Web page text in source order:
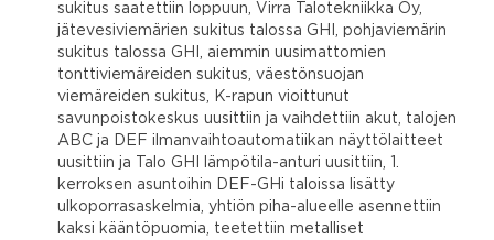
sukitus saatettiin loppuun, Virra Talotekniikka Oy,
jätevesiviemärien sukitus talossa GHI, pohjaviemärin
sukitus talossa GHI, aiemmin uusimattomien
tonttiviemäreiden sukitus, väestönsuojan
viemäreiden sukitus, K-rapun vioittunut
savunpoistokeskus uusittiin ja vaihdettiin akut, talojen
ABC ja DEF ilmanvaihtoautomatiikan näyttölaitteet
uusittiin ja Talo GHI lämpötila-anturi uusittiin, 1.
kerroksen asuntoihin DEF-GHi taloissa lisätty
ulkoporrasaskelmia, yhtiön piha-alueelle asennettiin
kaksi kääntöpuomia, teetettiin metalliset